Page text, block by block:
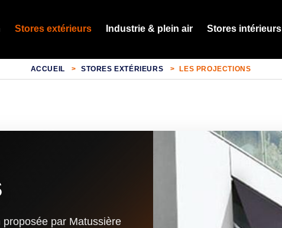
Stores extérieurs Industrie & plein air Stores intérieurs
ACCUEIL STORES EXTÉRIEURS LES PROJECTIONS
par Matussière